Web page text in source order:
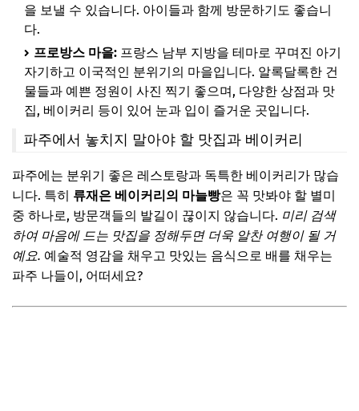
을 보낼 수 있습니다. 아이들과 함께 방문하기도 좋습니
다.
프로방스 마을: 프랑스 남부 지방을 테마로 꾸며진 아기
자기하고 이국적인 분위기의 마을입니다. 알록달록한 건
물들과 예쁜 정원이 사진 찍기 좋으며, 다양한 상점과 맛
집, 베이커리 등이 있어 눈과 입이 즐거운 곳입니다.
파주에서 놓치지 말아야 할 맛집과 베이커리
파주에는 분위기 좋은 레스토랑과 독특한 베이커리가 많습
니다. 특히 류재은 베이커리의 마늘빵은 꼭 맛봐야 할 별미
중 하나로, 방문객들의 발길이 끊이지 않습니다. 미리 검색
하여 마음에 드는 맛집을 정해두면 더욱 알찬 여행이 될 거
예요. 예술적 영감을 채우고 맛있는 음식으로 배를 채우는
파주 나들이, 어떠세요?